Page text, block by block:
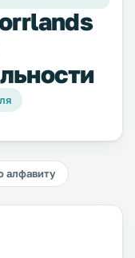
алфавиту